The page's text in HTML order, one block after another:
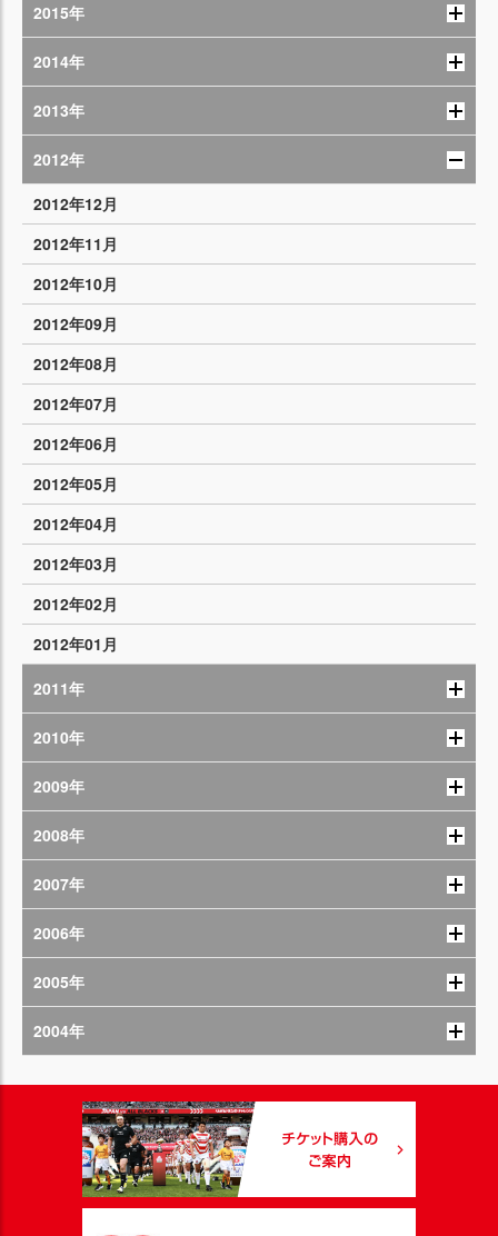
2015年
2014年
2013年
2012年
2012年12月
2012年11月
2012年10月
2012年09月
2012年08月
2012年07月
2012年06月
2012年05月
2012年04月
2012年03月
2012年02月
2012年01月
2011年
2010年
2009年
2008年
2007年
2006年
2005年
2004年